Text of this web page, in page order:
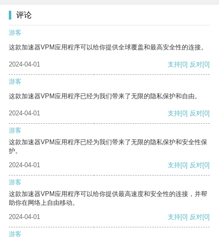
评论
游客
这款加速器VPM应用程序可以给你提供全球覆盖和最高安全性的连接。
2024-04-01 支持[0] 反对[0]
游客
这款加速器VPM应用程序已经为我们带来了无限的隐私保护和自由。
2024-04-01 支持[0] 反对[0]
游客
这款加速器VPM应用程序已经为我们带来了无限的隐私保护和安全性保
护。
2024-04-01
支持[0] 反对[0]
游客
这款加速器VPM应用程序可以给你提供最高速度和安全性的连接，并帮
助你在网络上自由移动。
2024-04-01
支持[0] 反对[0]
游客